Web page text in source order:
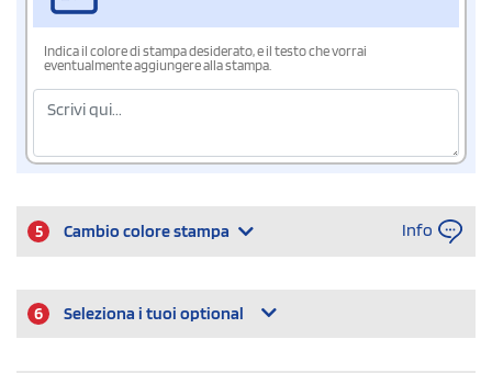
Indica il colore di stampa desiderato, e il testo che vorrai
eventualmente aggiungere alla stampa.
5 Cambio colore stampa Info
6 Seleziona i tuoi optional